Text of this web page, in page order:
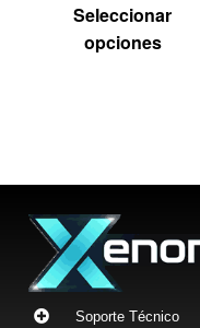
Seleccionar
opciones
Soporte Técnico